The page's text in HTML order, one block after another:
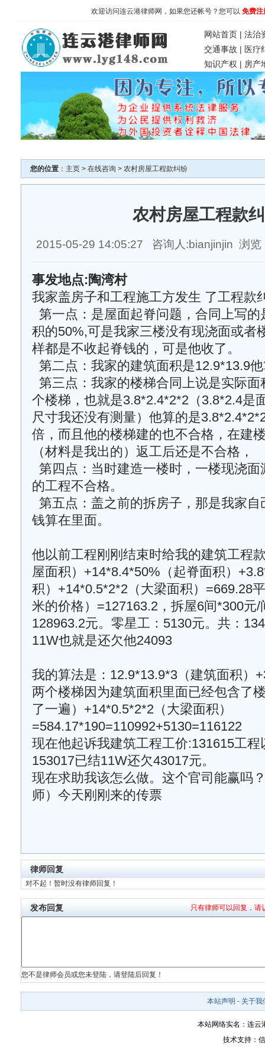
欢迎访问连云港律师网，如果您还帐号？您可以 免费注
网站首页 | 法治
交通事故 | 医疗
知识产权 | 房产
您的位置 ： 主页 > 在线咨询 > 农村房屋工程款纠纷
农村房屋工程款
2015-05-29 14:05:27 咨询人:bianjinjin 浏览
事发地点:陶湾村
我家盖房子和工程施工方发生 了工程款
第一点：是屋面起脊问题，合同上写
积的50%,可是我家三楼没有现浇面或者
样都是不收起脊钱的，可是他收了。
第二点：我家的建筑面积是12.9*13.9
第三点：我家的楼梯合同上说是实际
个楼梯，也就是3.8*2.4*2*2（3.8*2.4是
尺寸我还没有测量）他算的是
倍，而且他的楼梯建的也不合格，在建
（材料是我出的）返工后还是不合格，
第四点：当时建造一楼时，一楼现浇
的工程不合格。
第五点：盖之前的拆房子，那是我家
钱算在里面。
他以前工程刚刚结束时给我的建筑工程
屋面积）+14*8.4*50%（起脊面积）
积）+14*0.5*2*2（大梁面积）=669.28
米的价格）=127163.2，拆屋6间*300元
128963.2元。零星工：5130元。共：
11W也就是还欠他24093
我的算法是：12.9*13.9*3（建筑面积）
两个楼梯因为建筑面积里面已经包含了
了一遍）+14*0.5*2*2（大梁面积）
=584.17*190=110992+5130=116122
现在他起诉我建筑工程工价:131615工程
153017已结11W还欠43017元。
现在求助我该怎么做。这个官司能赢吗
师）今天刚刚来的传票
律师回复
对不起！暂时没有律师回复！
只有律师可以回复，请
发布回复
您不是律师会员或您未登陆，请登陆后回复！
本站声明 - 关于我
本站网络实名：连
技术支持：